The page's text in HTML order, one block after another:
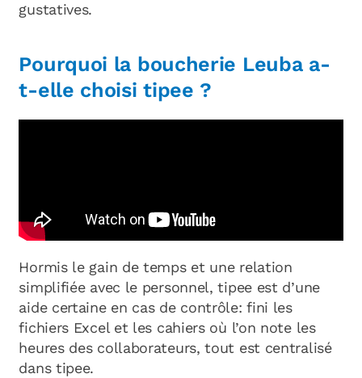
gustatives.
Pourquoi la boucherie Leuba a-
t-elle choisi tipee ?
Hormis le gain de temps et une relation
simplifiée avec le personnel, tipee est d’une
aide certaine en cas de contrôle: fini les
fichiers Excel et les cahiers où l’on note les
heures des collaborateurs, tout est centralisé
dans tipee.